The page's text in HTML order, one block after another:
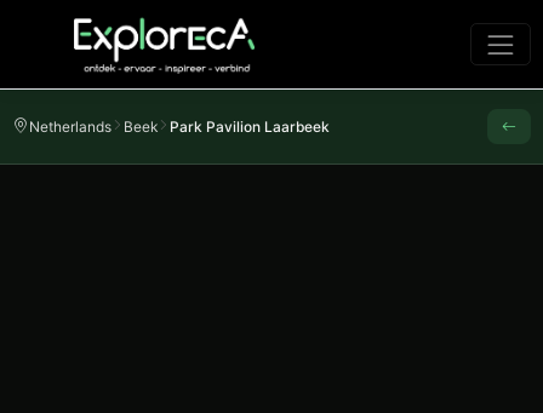
Netherlands Beek Park Pavilion Laarbeek